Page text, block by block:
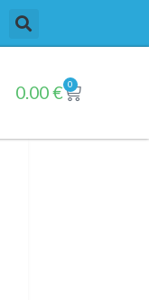
0.00€ 0